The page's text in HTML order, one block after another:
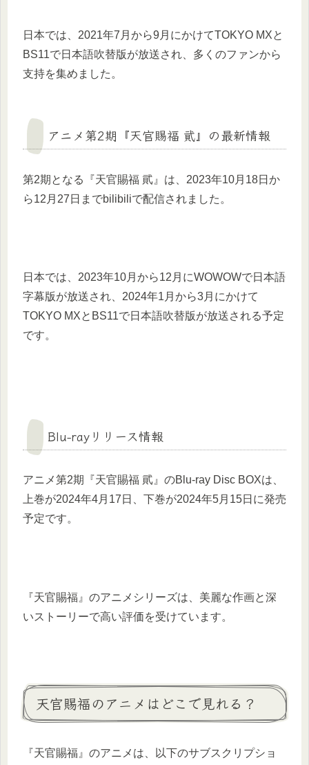
日本では、2021年7月から9月にかけてTOKYO MXと
BS11で日本語吹替版が放送され、多くのファンから
支持を集めました。
アニメ第2期『天官賜福 貮』の最新情報
第2期となる『天官賜福 貮』は、2023年10月18日か
ら12月27日までbilibiliで配信されました。
日本では、2023年10月から12月にWOWOWで日本語
字幕版が放送され、2024年1月から3月にかけて
TOKYO MXとBS11で日本語吹替版が放送される予定
です。
Blu-rayリリース情報
アニメ第2期『天官賜福 貮』のBlu-ray Disc BOXは、
上巻が2024年4月17日、下巻が2024年5月15日に発売
予定です。
『天官賜福』のアニメシリーズは、美麗な作画と深
いストーリーで高い評価を受けています。
天官賜福のアニメはどこで見れる？
『天官賜福』のアニメは、以下のサブスクリプショ